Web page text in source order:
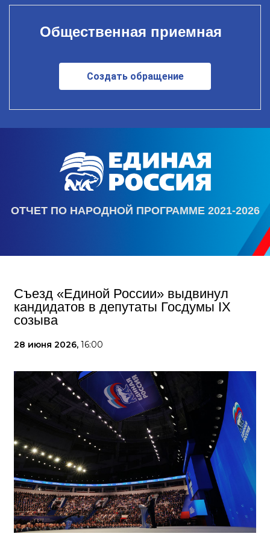
Общественная приемная
Создать обращение
ОТЧЕТ ПО НАРОДНОЙ ПРОГРАММЕ 2021-2026
Съезд «Единой России» выдвинул
кандидатов в депутаты Госдумы IX
созыва
28 июня 2026, 16:00